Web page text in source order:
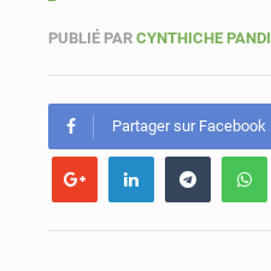
PUBLIÉ PAR CYNTHICHE PANDI
Partager sur Facebook